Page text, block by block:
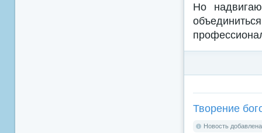
Но
Творение
Новость